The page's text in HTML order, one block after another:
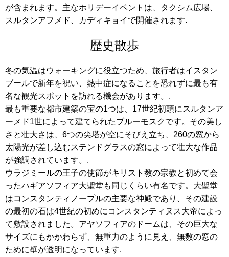
が含まれます。主なホリデーイベントは、タクシム広場、
スルタンアフメド、カディキョイで開催されます.
歴史散歩
冬の気温はウォーキングに役立つため、旅行者はイスタン
ブールで新年を祝い、熱中症になることを恐れずに最も有
名な観光スポットを訪れる機会があります。.
最も重要な都市建築の宝の1つは、17世紀初頭にスルタンア
ーメド1世によって建てられたブルーモスクです。その美し
さと壮大さは、6つの尖塔が空にそびえ立ち、260の窓から
太陽光が差し込むステンドグラスの窓によって壮大な作品
が強調されています。.
ウラジミールの王子の使節がキリスト教の宗教と初めて会
ったハギアソフィア大聖堂も同じくらい有名です。大聖堂
はコンスタンティノープルの主要な神殿であり、その建設
の最初の石は4世紀の初めにコンスタンティヌス大帝によっ
て敷設されました。アヤソフィアのドームは、その巨大な
サイズにもかかわらず、無重力のように見え、無数の窓の
ために壁が透明になっています.